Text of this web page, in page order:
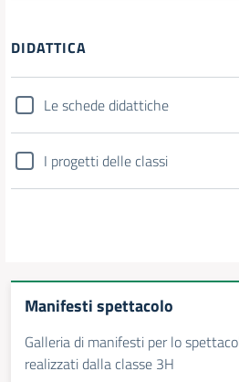
DIDATTICA
Le schede didattiche
I progetti delle classi
Manifesti spettacolo
Galleria di manifesti per lo
realizzati dalla classe 3H